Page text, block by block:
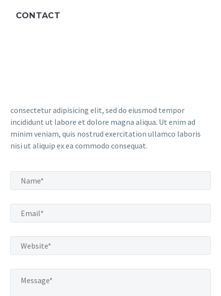
CONTACT
consectetur adipisicing elit, sed do eiusmod tempor
incididunt ut labore et dolore magna aliqua. Ut enim ad
minim veniam, quis nostrud exercitation ullamco laboris
nisi ut aliquip ex ea commodo consequat.